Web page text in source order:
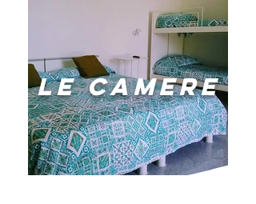
LE CAMERE